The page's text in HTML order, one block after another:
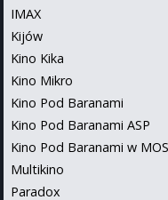
IMAX
Kijów
Kino Kika
Kino Mikro
Kino Pod Baranami
Kino Pod Baranami ASP
Kino Pod Baranami w MOS
Multikino
Paradox